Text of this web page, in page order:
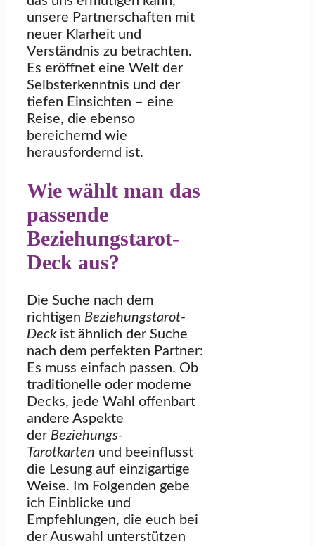
unsere Partnerschaften mit
neuer Klarheit und
Verständnis zu betrachten.
Es eröffnet eine Welt der
Selbsterkenntnis und der
tiefen Einsichten – eine
Reise, die ebenso
bereichernd wie
herausfordernd ist.
Wie wählt man das
passende
Beziehungstarot-
Deck aus?
Die Suche nach dem
richtigen Beziehungstarot-
Deckist ähnlich der Suche
nach dem perfekten Partner:
Es muss einfach passen. Ob
traditionelle oder moderne
Decks, jede Wahl offenbart
andere Aspekte
der Beziehungs-
Tarotkarten und beeinflusst
die Lesung auf einzigartige
Weise. Im Folgenden gebe
ich Einblicke und
Empfehlungen, die euch bei
der Auswahl unterstützen